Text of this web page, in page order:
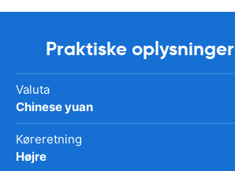
Praktiske oplysninger
Valuta
Chinese yuan
Køreretning
Højre